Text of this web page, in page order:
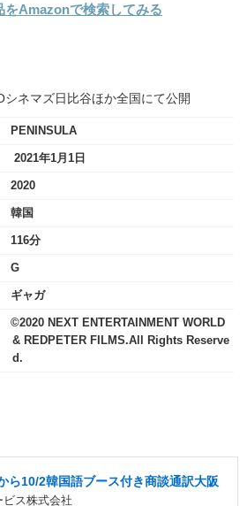
をAmazonで検索してみる
ネマズ日比谷ほか全国にて公開
PENINSULA
2021年1月1日
2020
韓国
116分
G
ギャガ
©2020 NEXT ENTERTAINMENT WORLD
& REDPETER FILMS.All Rights Reserve
d.
ら10/2韓国語ブース付き商談通訳大阪
ビス株式会社